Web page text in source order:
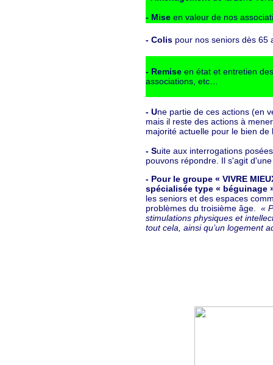
- Mise en valeur de nos
- Colis pour nos seniors dès 65
- Remise en état et entretien
associations, etc…
- Une partie de ces actions (en
mais il reste des actions à
majorité actuelle pour le bien
- Suite aux interrogations
pouvons répondre. Il s'agit
- Pour le groupe « VIVRE
spécialisée type « béguinage
les seniors et des espaces
problèmes du troisième âge. «
stimulations physiques et
tout cela, ainsi qu’un logement